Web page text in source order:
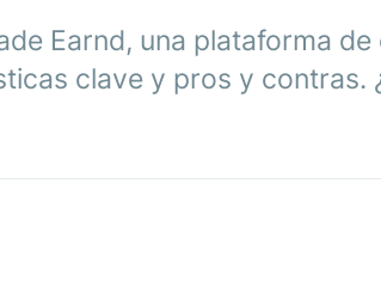
Earnd, una plataforma
clave y pros y contras.